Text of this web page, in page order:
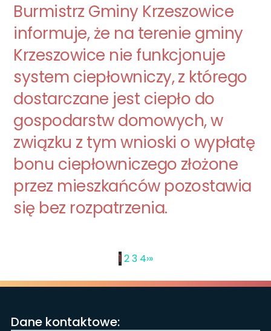
Burmistrz Gminy Krzeszowice
informuje, że na terenie gminy
Krzeszowice nie funkcjonuje
system ciepłowniczy, z którego
dostarczane jest ciepło do
gospodarstw domowych, w
związku z tym wnioski o wypłatę
bonu ciepłowniczego złożone
przez mieszkańców pozostawia
się bez rozpatrzenia.
1 23 4›»
Dane kontaktowe: